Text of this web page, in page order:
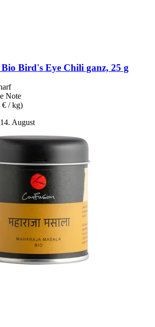
Bio Bird's Eye Chili ganz, 25 g
Note
€ / kg)
August